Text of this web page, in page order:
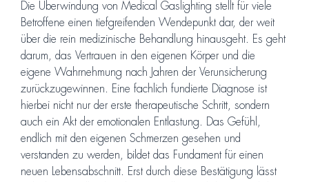
Die Überwindung von Medical Gaslighting stellt für viele
Betroffene einen tiefgreifenden Wendepunkt dar, der weit
über die rein medizinische Behandlung hinausgeht. Es geht
darum, das Vertrauen in den eigenen Körper und die
eigene Wahrnehmung nach Jahren der Verunsicherung
zurückzugewinnen. Eine fachlich fundierte Diagnose ist
hierbei nicht nur der erste therapeutische Schritt, sondern
auch ein Akt der emotionalen Entlastung. Das Gefühl,
endlich mit den eigenen Schmerzen gesehen und
verstanden zu werden, bildet das Fundament für einen
neuen Lebensabschnitt. Erst durch diese Bestätigung lässt